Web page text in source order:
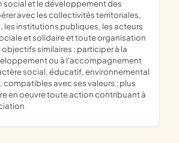
social et le développement des
avec les collectivités territoriales,
les institutions publiques, les acteurs
et solidaire et toute organisation
similaires ; participer à la
ou à l'accompagnement
social, éducatif, environnemental
avec ses valeurs ; plus
en oeuvre toute action contribuant à